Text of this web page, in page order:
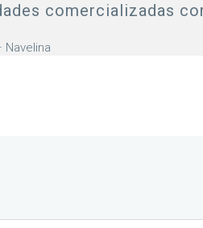
comercializadas
Navelina